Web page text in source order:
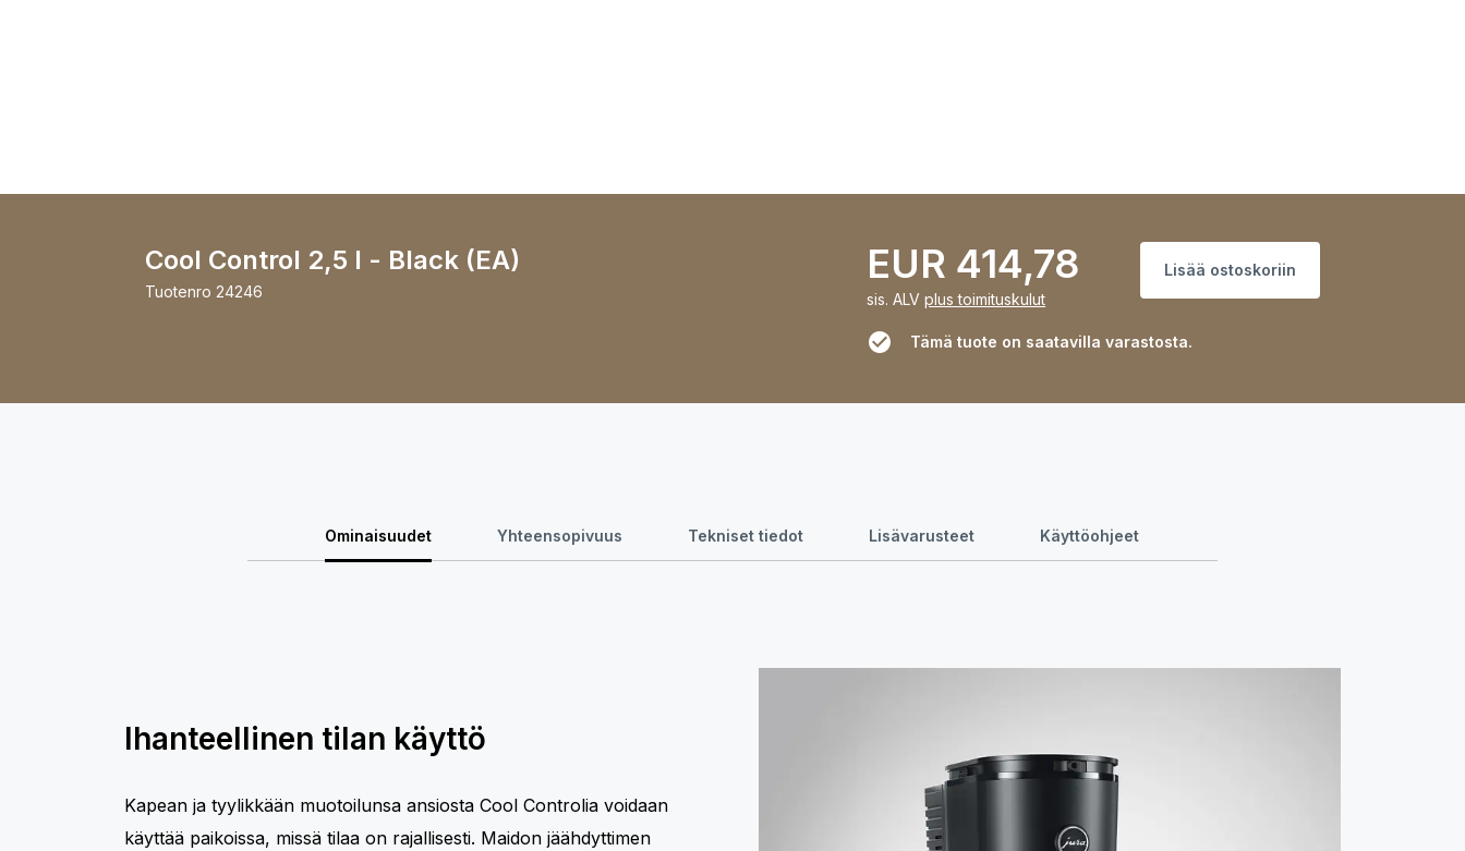
EUR 414,78
sis. ALV plus toimituskulut
Lisää ostoskoriin
Tämä tuote on saatavilla varastosta.
Cool Control 2,5 l - Black (EA)
Tuotenro 24246
Ominaisuudet Yhteensopivuus Tekniset tiedot Lisävarusteet Käyttöohjeet
Ihanteellinen tilan käyttö
Kapean ja tyylikkään muotoilunsa ansiosta Cool Controlia voidaan
käyttää paikoissa, missä tilaa on rajallisesti. Maidon jäähdyttimen